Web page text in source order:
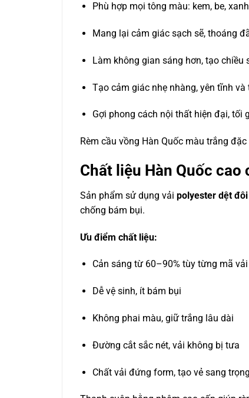
Phù hợp mọi tông màu: kem, be,
Mang lại cảm giác sạch sẽ, thoáng
Làm không gian sáng hơn, tạo chiều
Tạo cảm giác nhẹ nhàng, yên tĩnh và
Gợi phong cách nội thất hiện đại, tối
Rèm cầu vồng Hàn Quốc màu trắng
Chất liệu Hàn Quốc
Sản phẩm sử dụng vải polyester dệt đôi
chống bám bụi.
Ưu điểm chất liệu:
Cản sáng từ 60–90% tùy từng mã vải
Dễ vệ sinh, ít bám bụi
Không phai màu, giữ trắng lâu dài
Đường cắt sắc nét, vải không bị tưa
Chất vải đứng form, tạo vẻ sang